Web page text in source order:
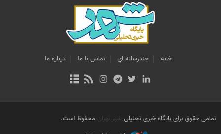
خانه چندرسانه اي تماس با ما درباره ما
تمامی حقوق برای پایگاه خبری تحلیلی شهر تهران محفوظ است.